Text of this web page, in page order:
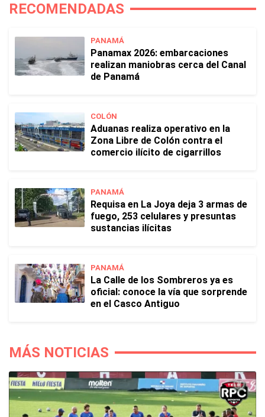
RECOMENDADAS
PANAMÁ
Panamax 2026: embarcaciones
realizan maniobras cerca del Canal
de Panamá
COLÓN
Aduanas realiza operativo en la
Zona Libre de Colón contra el
comercio ilícito de cigarrillos
PANAMÁ
Requisa en La Joya deja 3 armas de
fuego, 253 celulares y presuntas
sustancias ilícitas
PANAMÁ
La Calle de los Sombreros ya es
oficial: conoce la vía que sorprende
en el Casco Antiguo
MÁS NOTICIAS